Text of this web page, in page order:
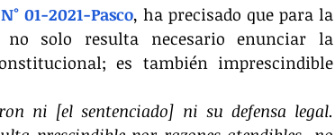
01-2021-Pasco, ha precisado que para la
solo resulta necesario enunciar la
es también imprescindible
ni [el sentenciado] ni su defensa legal.